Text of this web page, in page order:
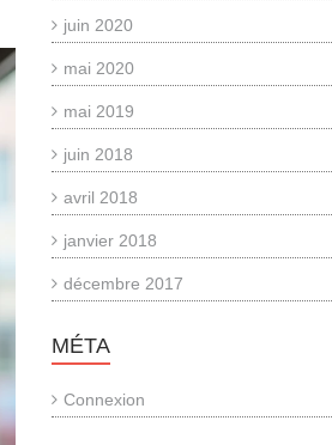
juin 2020
mai 2020
mai 2019
juin 2018
avril 2018
janvier 2018
décembre 2017
MÉTA
Connexion